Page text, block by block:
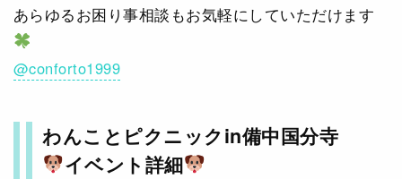
あらゆるお困り事相談もお気軽にしていただけます
@conforto1999
わんことピクニックin備中国分寺
イベント詳細